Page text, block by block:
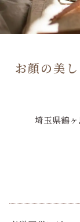
お顔の美
埼玉県鶴